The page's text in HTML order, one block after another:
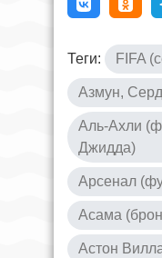
Теги: FIFA
Азмун,
Аль-Ахли
Джидда)
Арсенал
Асама
Астон